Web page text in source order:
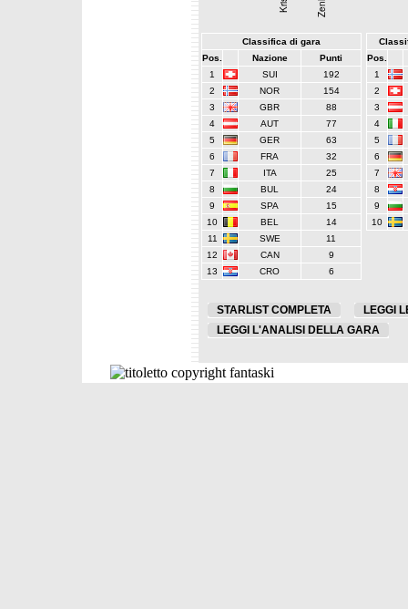
Classifica di gara
Pos.
Nazione
Punti
1
SUI
192
2
NOR
154
3
GBR
88
4
AUT
77
5
GER
63
6
FRA
32
7
ITA
25
8
BUL
24
9
SPA
15
10
BEL
14
11
SWE
11
12
CAN
9
13
CRO 6
Pos.
1
2
3
4
5
6
7
8
9
10
STARLIST COMPLETA
LEGGI
LEGGI L'ANALISI DELLA GARA